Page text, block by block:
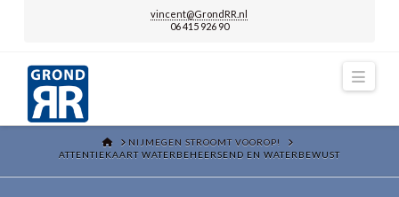
vincent@GrondRR.nl
06 415 926 90
HOMENIJMEGEN STROOMT VOOROP!
ATTENTIEKAART WATERBEHEERSEND EN WATERBEWUST